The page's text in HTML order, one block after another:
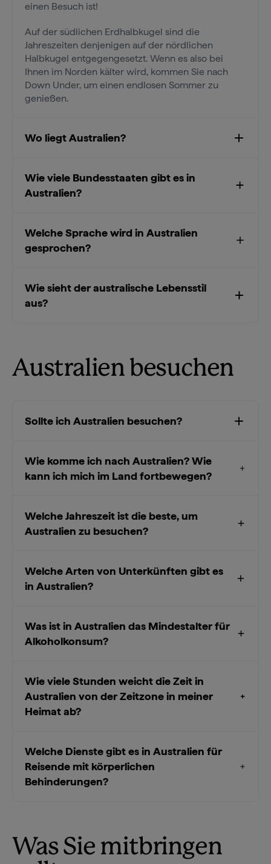
einen Besuch ist!
Auf der südlichen Erdhalbkugel sind die
Jahreszeiten denjenigen auf der nördlichen
Halbkugel entgegengesetzt. Wenn es also bei
Ihnen im Norden kälter wird, kommen Sie nach
Down Under, um einen endlosen Sommer zu
genießen.
Wo liegt Australien?
Wie viele Bundesstaaten gibt es in
Australien?
Welche Sprache wird in Australien
gesprochen?
Wie sieht der australische Lebensstil
aus?
Australien besuchen
Sollte ich Australien besuchen?
Wie komme ich nach Australien? Wie
kann ich mich im Land fortbewegen?
Welche Jahreszeit ist die beste, um
Australien zu besuchen?
Welche Arten von Unterkünften gibt es
in Australien?
Was ist in Australien das Mindestalter für
Alkoholkonsum?
Wie viele Stunden weicht die Zeit in
Australien von der Zeitzone in meiner
Heimat ab?
Welche Dienste gibt es in Australien für
Reisende mit körperlichen
Behinderungen?
Was Sie mitbringen